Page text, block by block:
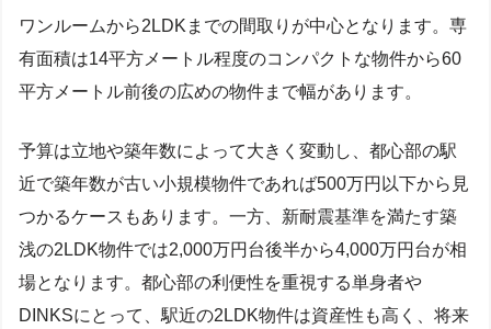
ワンルームから2LDKまでの間取りが中心となります。専
有面積は14平方メートル程度のコンパクトな物件から60
平方メートル前後の広めの物件まで幅があります。
予算は立地や築年数によって大きく変動し、都心部の駅
近で築年数が古い小規模物件であれば500万円以下から見
つかるケースもあります。一方、新耐震基準を満たす築
浅の2LDK物件では2,000万円台後半から4,000万円台が相
場となります。都心部の利便性を重視する単身者や
DINKSにとって、駅近の2LDK物件は資産性も高く、将来